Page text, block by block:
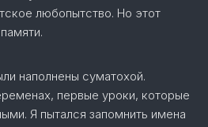
любопытство. Но этот
наполнены суматохой.
первые уроки, которые
Я пытался запомнить имена